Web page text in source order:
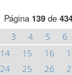
Página 139de
3 4 5 6
14 15 16
24 25 26